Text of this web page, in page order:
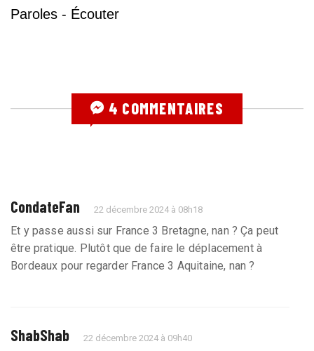
Paroles - Écouter
4 COMMENTAIRES
CondateFan 22 décembre 2024 à 08h18
Et y passe aussi sur France 3 Bretagne, nan ? Ça peut
être pratique. Plutôt que de faire le déplacement à
Bordeaux pour regarder France 3 Aquitaine, nan ?
ShabShab 22 décembre 2024 à 09h40